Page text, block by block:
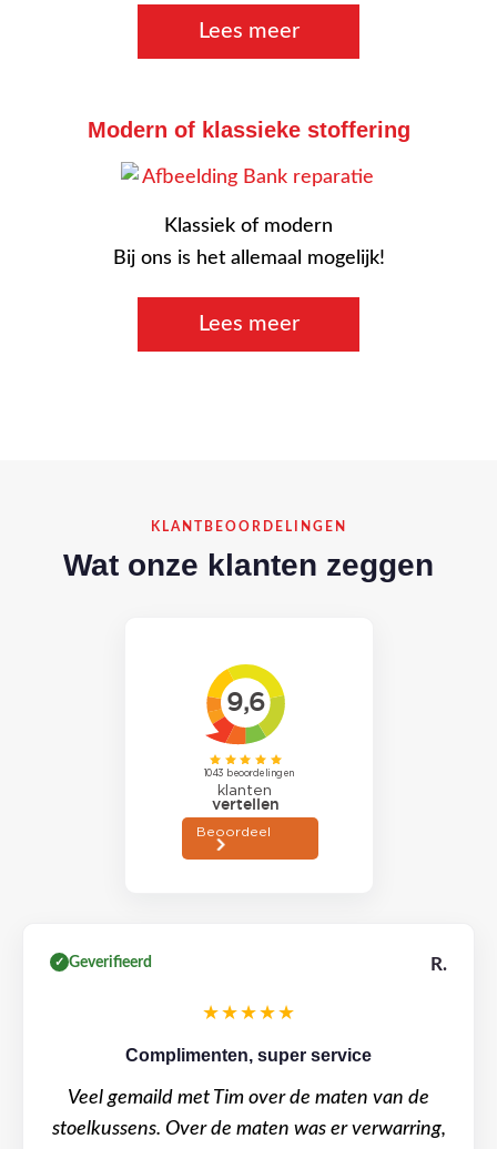
Lees meer
Modern of klassieke stoffering
Klassiek of modern
Bij ons is het allemaal mogelijk!
Lees meer
KLANTBEOORDELINGEN
Wat onze klanten zeggen
✓ Geverifieerd R.
★★★★★
Complimenten, super service
Veel gemaild met Tim over de maten van de
stoelkussens. Over de maten was er verwarring,